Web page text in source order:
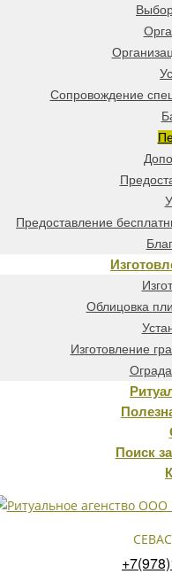
Сопровождение
Предоставление
Облицовка
Изготовление
Поиск